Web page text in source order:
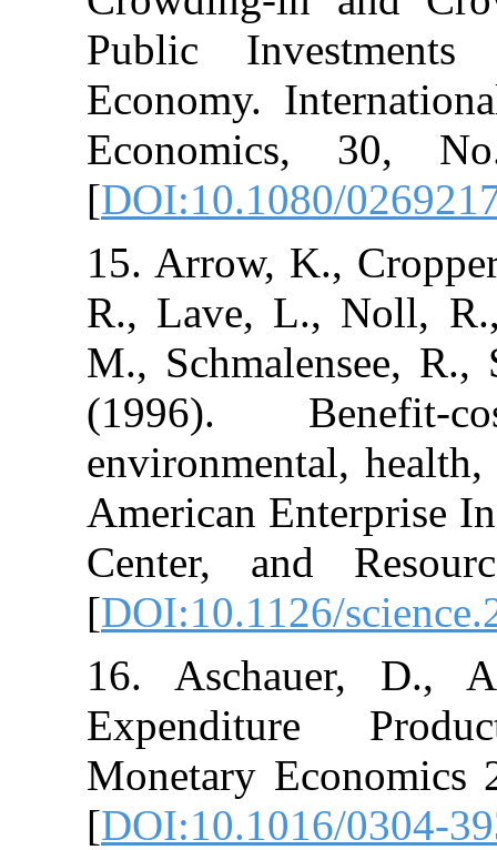
Public
Economy.
[DOI:10.1080/
15. Arrow, K.,
R., Lave, L.,
M.,
(1996).
American
Center,
[DOI:10.1126/
16.
Monetary
[